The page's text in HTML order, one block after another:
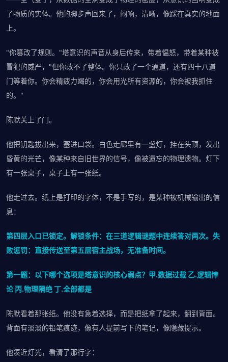
了物质的实体。他的脚步声回来了，闷响，清晰，像踩在真实的地面
上。
"你篡改了规则。"塔意识的声音从身后传来，带着愠怒，带着某种被
冒犯的威严，"但你改不了整体。你只改了一个通道，还有四十八道
门等着你。你会精疲力竭的，你会用光所有资源的，你会被我抓住
的。"
陈默关上了门。
他把钥匙拔出来，塞进口袋。白色走廊里有一盏灯，挂在头顶，发出
昏黄的光芒，像某种来自旧世界的信号，像被遗忘的物理遗物。灯下
有一张桌子，桌子上有一张纸。
他走过去。纸上是打印的字体，不是手写的，是某种被机械输出的信
息：
第四层入口已锁定。解锁条件：在三道逻辑谜题中连续答对两次。失
败惩罚：直接传送至第五层宿主战场，无准备时间。
第一题：以下哪个选项是塔意识的核心弱点？甲.数据过载 乙.逻辑悖
论 丙.物理隔绝 丁.全部都是
陈默看着那张纸。他没有急着选择，而是把纸拿了起来，翻到背面。
背面有淡淡的铅笔痕迹，像有人提前写下的笔记，像隐藏提示。
他凑近灯光，看清了那行字：